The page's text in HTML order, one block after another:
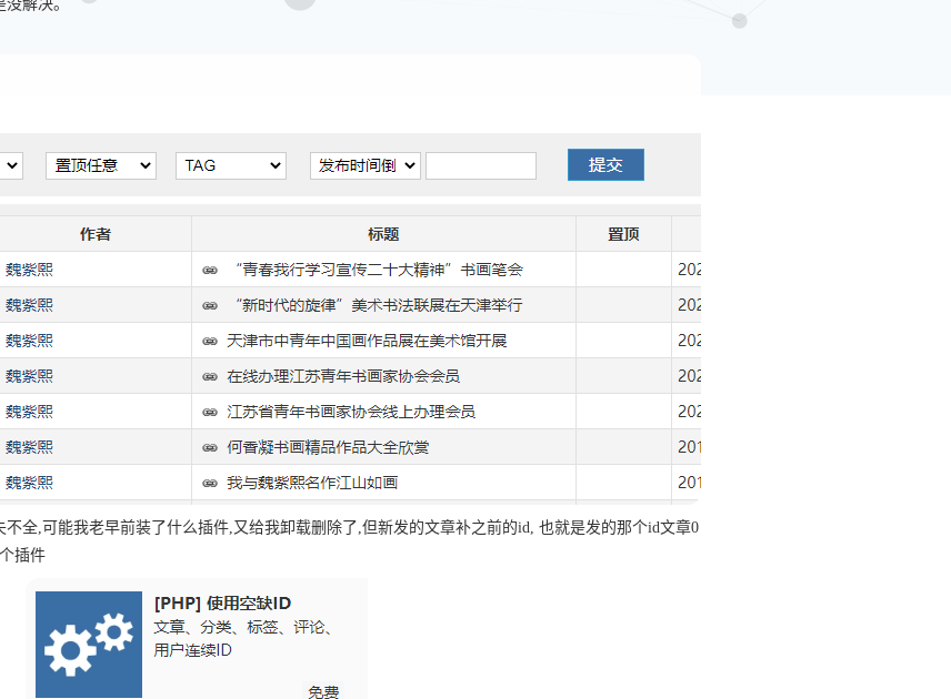
解决。
全,可能我老早前装了什么插件,又给我卸载删除了,但新发的文章补之前的id, 也就是发的那个id文章0
插件